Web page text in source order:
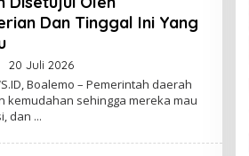
E
Dan Tinggal Ini Yang
20 Juli 2026O
H
Boalemo – Pemerintah daerah
kemudahan sehingga mereka mau
dan